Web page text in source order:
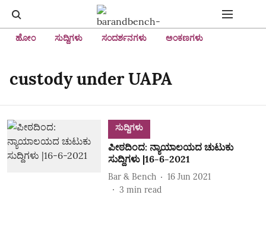
ಹೋಂ ಸುದ್ದಿಗಳು ಸಂದರ್ಶನಗಳು ಅಂಕಣಗಳು
custody under UAPA
ಸುದ್ದಿಗಳು
ಪೀಠದಿಂದ: ನ್ಯಾಯಾಲಯದ ಚುಟುಕು
ಸುದ್ದಿಗಳು |16-6-2021
Bar & Bench
16 Jun 2021
3 min read